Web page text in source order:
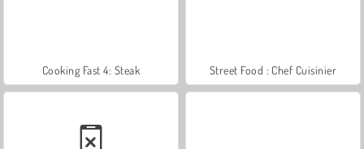
Cooking Fast 4: Steak Street Food : Chef Cuisinier